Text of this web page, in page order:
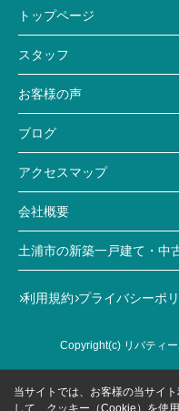
トップページ
スタッフ
お客様の声
ブログ
アクセスマップ
会社概要
土浦市の新築一戸建て・
利用規約 プライバシーポ
Copyright(c) リバティ
当サイトでは、お客様の当サイ
して、クッキー（Cookie）を使用